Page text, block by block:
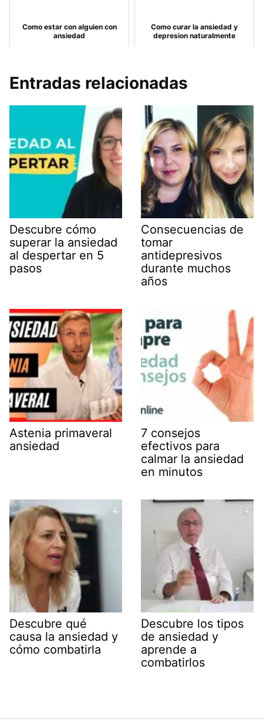
Como estar con alguien con
ansiedad
Como curar la ansiedad y
depresion naturalmente
Entradas relacionadas
Descubre cómo
superar la ansiedad
al despertar en 5
pasos
Consecuencias de
tomar
antidepresivos
durante muchos
años
Astenia primaveral
ansiedad
7 consejos
efectivos para
calmar la ansiedad
en minutos
Descubre qué
causa la ansiedad y
cómo combatirla
Descubre los tipos
de ansiedad y
aprende a
combatirlos